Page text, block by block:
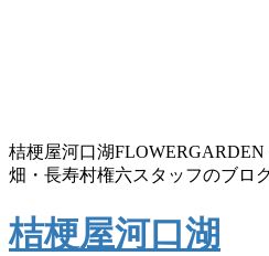
桔梗屋河口湖
畑・長寿村権六スタッフのブロ
桔梗屋河口湖